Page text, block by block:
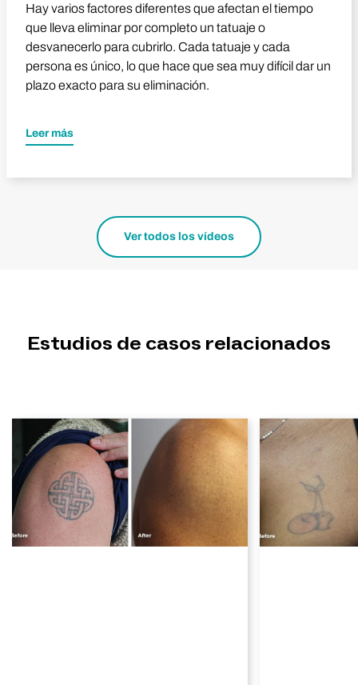
Hay varios factores diferentes que afectan el tiempo
que lleva eliminar por completo un tatuaje o
desvanecerlo para cubrirlo. Cada tatuaje y cada
persona es único, lo que hace que sea muy difícil dar un
plazo exacto para su eliminación.
Leer más
Ver todos los vídeos
Estudios de casos relacionados